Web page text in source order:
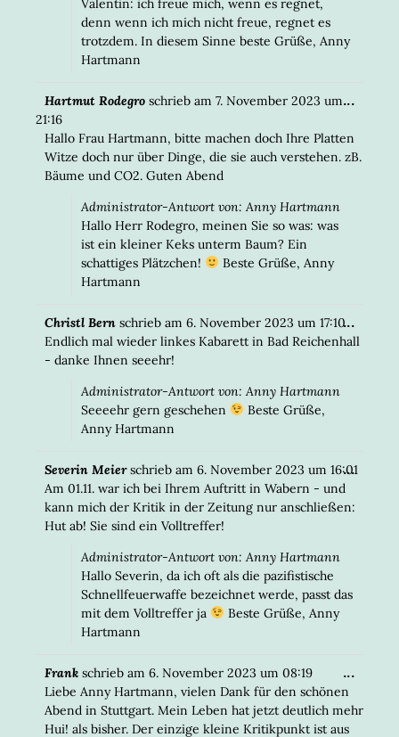
Valentin: ich freue mich, wenn es regnet,
denn wenn ich mich nicht freue, regnet es
trotzdem. In diesem Sinne beste Grüße, Anny
Hartmann
Hartmut Rodegro schrieb am 7. November 2023 um
21:16
Hallo Frau Hartmann, bitte machen doch Ihre Platten
Witze doch nur über Dinge, die sie auch verstehen. zB.
Bäume und CO2. Guten Abend
Administrator-Antwort von: Anny Hartmann
Hallo Herr Rodegro, meinen Sie so was: was
ist ein kleiner Keks unterm Baum? Ein
schattiges Plätzchen!
Beste Grüße, Anny
Hartmann
...DIESE
Christl Bern schrieb am 6. November 2023 um 17:10
Endlich mal wieder linkes Kabarett in Bad Reichenhall
- danke Ihnen seeehr!
Administrator-Antwort von: Anny Hartmann
Seeeehr gern geschehen
Beste Grüße,
Anny Hartmann
...DIESE
Severin Meierschrieb am 6. November 2023 um 16:01
Am 01.11. war ich bei Ihrem Auftritt in Wabern - und
kann mich der Kritik in der Zeitung nur anschließen:
Hut ab! Sie sind ein Volltreffer!
Administrator-Antwort von: Anny Hartmann
Hallo Severin, da ich oft als die pazifistische
Schnellfeuerwaffe bezeichnet werde, passt das
mit dem Volltreffer ja
Beste Grüße, Anny
Hartmann
...DIESE
EIN-/
Frank schrieb am 6. November 2023 um 08:19
Liebe Anny Hartmann, vielen Dank für den schönen
Abend in Stuttgart. Mein Leben hat jetzt deutlich mehr
Hui! als bisher. Der einzige kleine Kritikpunkt ist aus
...DIESE
EIN-/